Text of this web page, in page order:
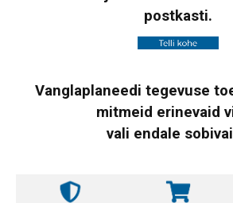
postkasti.
Vanglaplaneedi tegevuse
mitmeid erinevaid
vali endale